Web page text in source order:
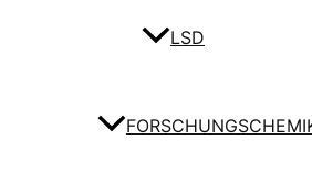
LSD